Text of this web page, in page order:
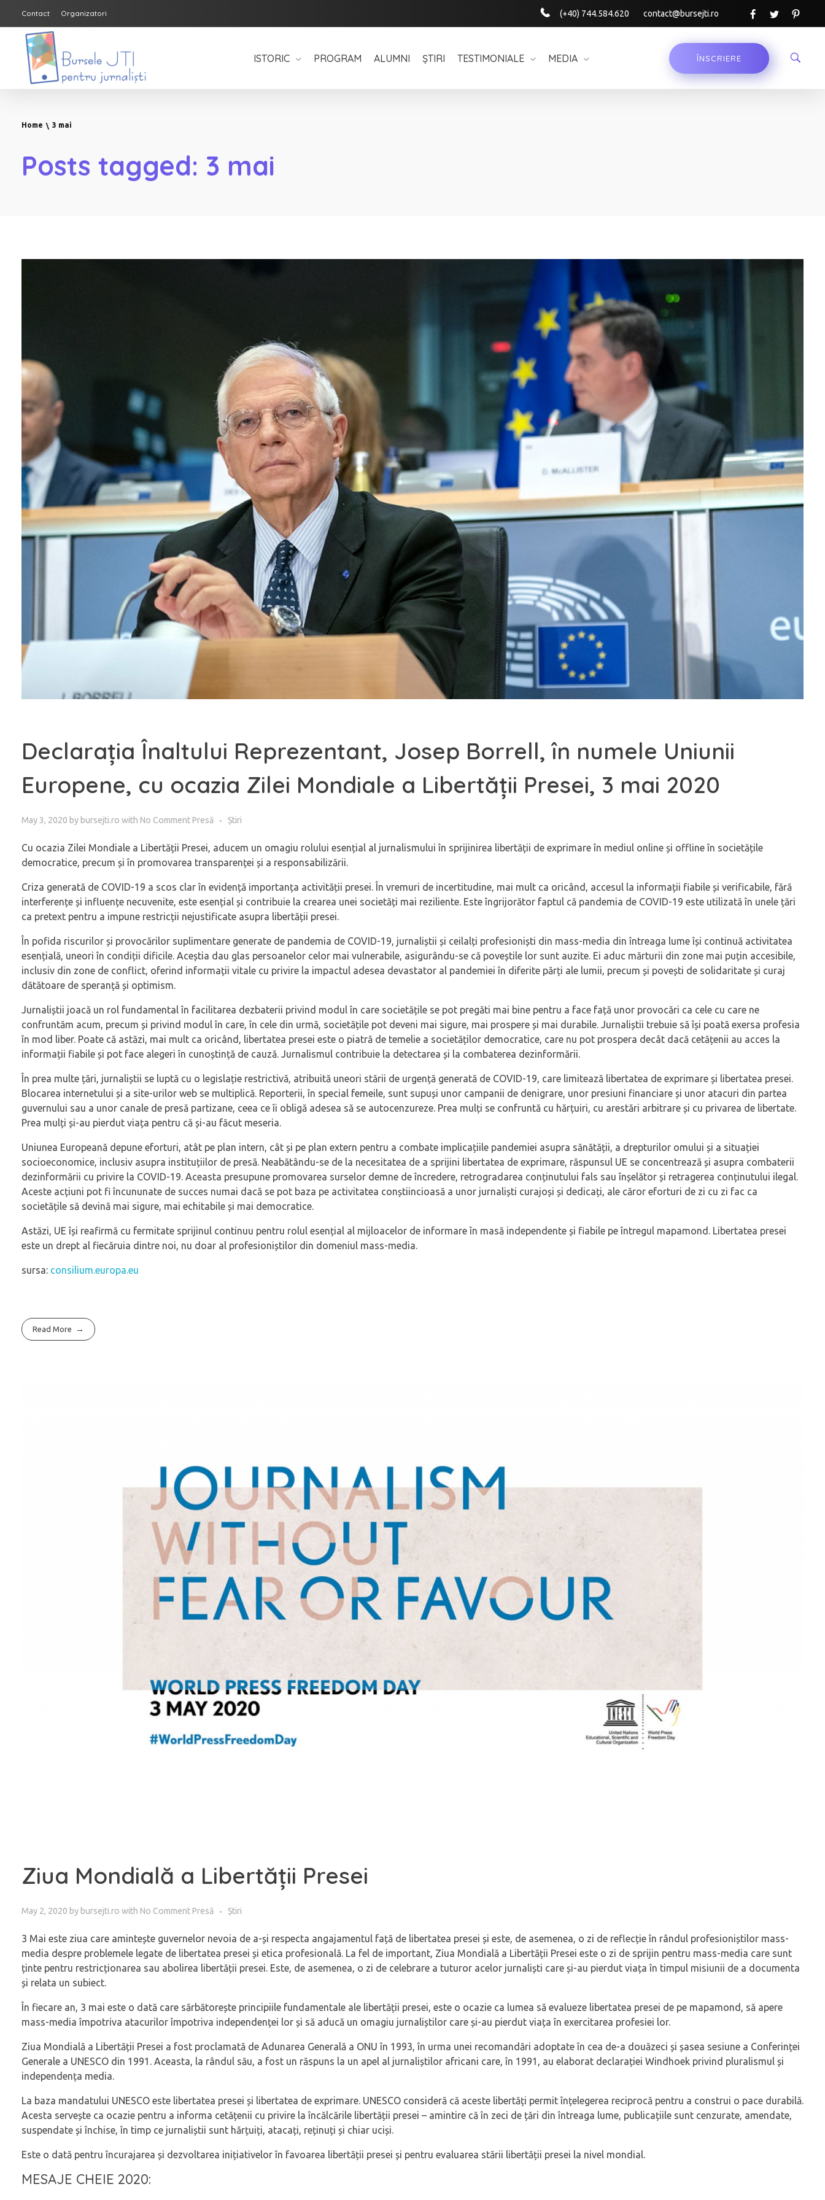
Contact Organizatori (+40) 744.584.620 contact@bursejti.ro
Bursele JTI pentru Jurnalisti
ÎNSCRIERE
ISTORIC PROGRAM ALUMNI ȘTIRI TESTIMONIALE MEDIA
Home 3 mai
Posts tagged: 3 mai
Declarația Înaltului Reprezentant, Josep Borrell, în numele Uniunii
Europene, cu ocazia Zilei Mondiale a Libertății Presei, 3 mai 2020
May 3, 2020 by bursejti.ro with No Comment Presă Știri
Cu ocazia Zilei Mondiale a Libertății Presei, aducem un omagiu rolului esențial al jurnalismului în sprijinirea libertății de exprimare în mediul online și offline în societățile
democratice, precum și în promovarea transparenței și a responsabilizării.
Criza generată de COVID-19 a scos clar în evidență importanța activității presei. În vremuri de incertitudine, mai mult ca oricând, accesul la informații fiabile și verificabile, fără
interferențe și influențe necuvenite, este esențial și contribuie la crearea unei societăți mai reziliente. Este îngrijorător faptul că pandemia de COVID-19 este utilizată în unele țări
ca pretext pentru a impune restricții nejustificate asupra libertății presei.
În pofida riscurilor și provocărilor suplimentare generate de pandemia de COVID-19, jurnaliștii și ceilalți profesioniști din mass-media din întreaga lume își continuă activitatea
esențială, uneori în condiții dificile. Aceștia dau glas persoanelor celor mai vulnerabile, asigurându-se că poveștile lor sunt auzite. Ei aduc mărturii din zone mai puțin accesibile,
inclusiv din zone de conflict, oferind informații vitale cu privire la impactul adesea devastator al pandemiei în diferite părți ale lumii, precum și povești de solidaritate și curaj
dătătoare de speranță și optimism.
Jurnaliștii joacă un rol fundamental în facilitarea dezbaterii privind modul în care societățile se pot pregăti mai bine pentru a face față unor provocări ca cele cu care ne
confruntăm acum, precum și privind modul în care, în cele din urmă, societățile pot deveni mai sigure, mai prospere și mai durabile. Jurnaliștii trebuie să își poată exersa profesia
în mod liber. Poate că astăzi, mai mult ca oricând, libertatea presei este o piatră de temelie a societăților democratice, care nu pot prospera decât dacă cetățenii au acces la
informații fiabile și pot face alegeri în cunoștință de cauză. Jurnalismul contribuie la detectarea și la combaterea dezinformării.
În prea multe țări, jurnaliștii se luptă cu o legislație restrictivă, atribuită uneori stării de urgență generată de COVID-19, care limitează libertatea de exprimare și libertatea presei.
Blocarea internetului și a site-urilor web se multiplică. Reporterii, în special femeile, sunt supuși unor campanii de denigrare, unor presiuni financiare și unor atacuri din partea
guvernului sau a unor canale de presă partizane, ceea ce îi obligă adesea să se autocenzureze. Prea mulți se confruntă cu hărțuiri, cu arestări arbitrare și cu privarea de libertate.
Prea mulți și-au pierdut viața pentru că și-au făcut meseria.
Uniunea Europeană depune eforturi, atât pe plan intern, cât și pe plan extern pentru a combate implicațiile pandemiei asupra sănătății, a drepturilor omului și a situației
socioeconomice, inclusiv asupra instituțiilor de presă. Neabătându-se de la necesitatea de a sprijini libertatea de exprimare, răspunsul UE se concentrează și asupra combaterii
dezinformării cu privire la COVID-19. Aceasta presupune promovarea surselor demne de încredere, retrogradarea conținutului fals sau înșelător și retragerea conținutului ilegal.
Aceste acțiuni pot fi încununate de succes numai dacă se pot baza pe activitatea conștiincioasă a unor jurnaliști curajoși și dedicați, ale căror eforturi de zi cu zi fac ca
societățile să devină mai sigure, mai echitabile și mai democratice.
Astăzi, UE își reafirmă cu fermitate sprijinul continuu pentru rolul esențial al mijloacelor de informare în masă independente și fiabile pe întregul mapamond. Libertatea presei
este un drept al fiecăruia dintre noi, nu doar al profesioniștilor din domeniul mass-media.
sursa: consilium.europa.eu
Read More
Ziua Mondială a Libertății Presei
May 2, 2020 by bursejti.ro with No Comment Presă Știri
3 Mai este ziua care amintește guvernelor nevoia de a-și respecta angajamentul față de libertatea presei și este, de asemenea, o zi de reflecție în rândul profesioniștilor mass-
media despre problemele legate de libertatea presei și etica profesională. La fel de important, Ziua Mondială a Libertății Presei este o zi de sprijin pentru mass-media care sunt
ținte pentru restricționarea sau abolirea libertății presei. Este, de asemenea, o zi de celebrare a tuturor acelor jurnaliști care și-au pierdut viața în timpul misiunii de a documenta
și relata un subiect.
În fiecare an, 3 mai este o dată care sărbătorește principiile fundamentale ale libertății presei, este o ocazie ca lumea să evalueze libertatea presei de pe mapamond, să apere
mass-media împotriva atacurilor împotriva independenței lor și să aducă un omagiu jurnaliștilor care și-au pierdut viața în exercitarea profesiei lor.
Ziua Mondială a Libertății Presei a fost proclamată de Adunarea Generală a ONU în 1993, în urma unei recomandări adoptate în cea de-a douăzeci și șasea sesiune a Conferinței
Generale a UNESCO din 1991. Aceasta, la rândul său, a fost un răspuns la un apel al jurnaliștilor africani care, în 1991, au elaborat declarației Windhoek privind pluralismul și
independența media.
La baza mandatului UNESCO este libertatea presei și libertatea de exprimare. UNESCO consideră că aceste libertăți permit înțelegerea reciprocă pentru a construi o pace durabilă.
Acesta servește ca ocazie pentru a informa cetățenii cu privire la încălcările libertății presei – amintire că în zeci de țări din întreaga lume, publicațiile sunt cenzurate, amendate,
suspendate și închise, în timp ce jurnaliștii sunt hărțuiți, atacați, reținuți și chiar uciși.
Este o dată pentru încurajarea și dezvoltarea inițiativelor în favoarea libertății presei și pentru evaluarea stării libertății presei la nivel mondial.
MESAJE CHEIE 2020: